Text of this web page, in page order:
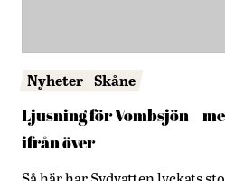
Nyheter Skåne
Ljusning för Vombsjön –
ifrån över